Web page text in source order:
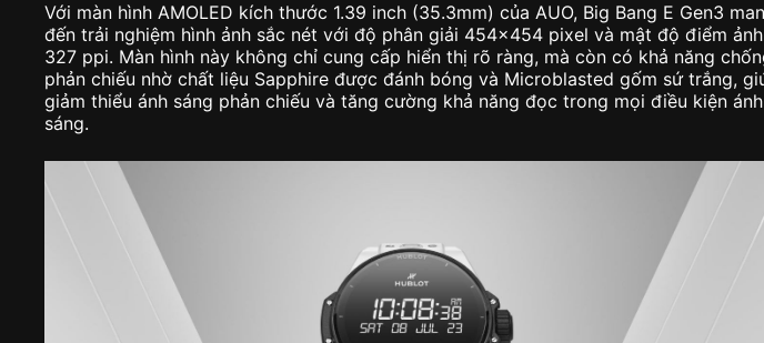
Với màn hình AMOLED kích thước 1.39 inch (35.3mm) của AUO, Big Bang E Gen3
đến trải nghiệm hình ảnh sắc nét với độ phân giải 454×454 pixel và mật độ điểm ảnh
327 ppi. Màn hình này không chỉ cung cấp hiển thị rõ ràng, mà còn có khả năng
phản chiếu nhờ chất liệu Sapphire được đánh bóng và Microblasted gốm sứ trắng,
giảm thiểu ánh sáng phản chiếu và tăng cường khả năng đọc trong mọi điều kiện ánh
sáng.